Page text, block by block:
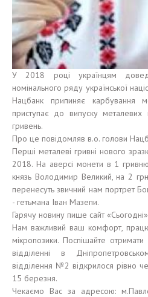
У 2018 році українцям
номінального ряду української
Нацбанк припиняє карбування
приступає до випуску
гривень.
Про це повідомляв в.о. голови
Перші металеві гривні нового
2018. На аверсі монети в 1
князь Володимир Великий, на 2
перенесуть звичний нам портрет
- гетьмана Іван Мазепи.
Гарячу новину пише сайт
Нам важливий ваш комфорт,
мікропозики. Поспішайте
відділенні в
відділення №2 відкрилося рівно
15 березня.
Чекаємо Вас за адресою: